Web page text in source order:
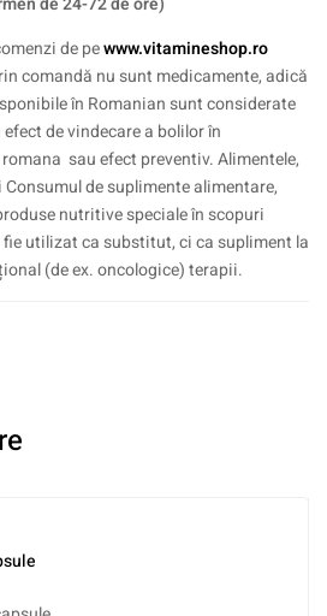
de pewww.vitamineshop.ro
comandă nu sunt medicamente, adică
în Romanian sunt considerate
de vindecare a bolilor în
sau efect preventiv. Alimentele,
de suplimente alimentare,
nutritive speciale în scopuri
utilizat ca substitut, ci ca supliment la
(de ex. oncologice) terapii.